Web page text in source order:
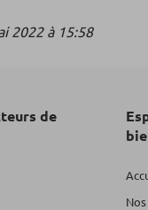
2022 à 15:58
de